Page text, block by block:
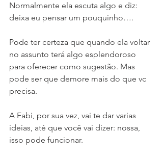
Normalmente ela escuta algo e diz:
deixa eu pensar um pouquinho….
Pode ter certeza que quando ela voltar
no assunto terá algo esplendoroso
para oferecer como sugestão. Mas
pode ser que demore mais do que vc
precisa.
A Fabi, por sua vez, vai te dar varias
ideias, até que você vai dizer: nossa,
isso pode funcionar.